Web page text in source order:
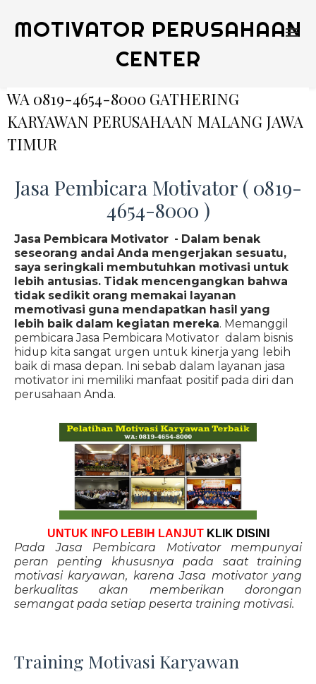
MOTIVATOR PERUSAHAAN
CENTER
WA 0819-4654-8000 GATHERING
KARYAWAN PERUSAHAAN MALANG JAWA
TIMUR
Jasa Pembicara Motivator ( 0819-
4654-8000 )
Jasa Pembicara Motivator - Dalam benak
seseorang andai Anda mengerjakan sesuatu,
saya seringkali membutuhkan motivasi untuk
lebih antusias. Tidak mencengangkan bahwa
tidak sedikit orang memakai layanan
memotivasi guna mendapatkan hasil yang
lebih baik dalam kegiatan mereka. Memanggil
pembicara Jasa Pembicara Motivator dalam bisnis
hidup kita sangat urgen untuk kinerja yang lebih
baik di masa depan. Ini sebab dalam layanan jasa
motivator ini memiliki manfaat positif pada diri dan
perusahaan Anda.
UNTUK INFO LEBIH LANJUT KLIK DISINI
Pada Jasa Pembicara Motivator mempunyai
peran penting khususnya pada saat training
motivasi karyawan, karena Jasa motivator yang
berkualitas akan memberikan dorongan
semangat pada setiap peserta training motivasi.
Training Motivasi Karyawan